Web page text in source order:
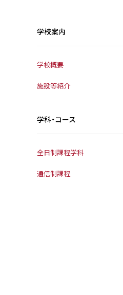
学校案内
学校概要
施設等紹介
学科・コース
全日制課程学科
通信制課程